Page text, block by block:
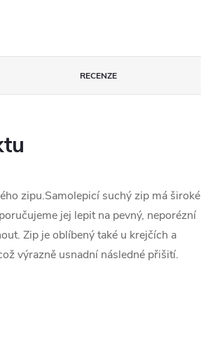
RECENZE
zipu.Samolepicí suchý zip má široké
jej lepit na pevný, neporézní
Zip je oblíbený také u krejčích a
výrazně usnadní následné přišití.